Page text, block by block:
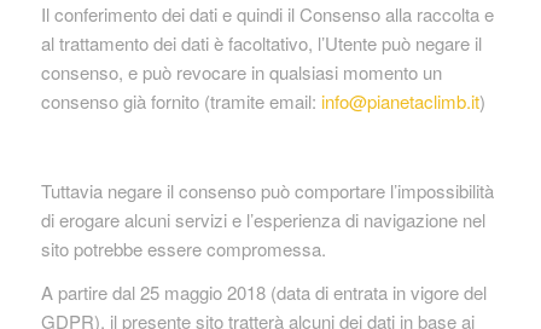
Il conferimento dei dati e quindi il Consenso alla raccolta e
al trattamento dei dati è facoltativo, l’Utente può negare il
consenso, e può revocare in qualsiasi momento un
consenso già fornito (tramite email: info@pianetaclimb.it)
Tuttavia negare il consenso può comportare l’impossibilità
di erogare alcuni servizi e l’esperienza di navigazione nel
sito potrebbe essere compromessa.
A partire dal 25 maggio 2018 (data di entrata in vigore del
GDPR), il presente sito tratterà alcuni dei dati in base ai